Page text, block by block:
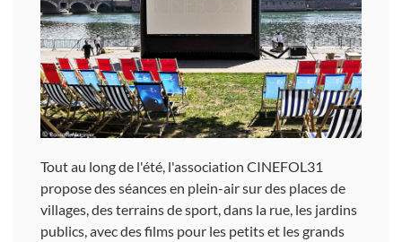
Tout au long de l'été, l'association CINEFOL31
propose des séances en plein-air sur des places de
villages, des terrains de sport, dans la rue, les jardins
publics, avec des films pour les petits et les grands